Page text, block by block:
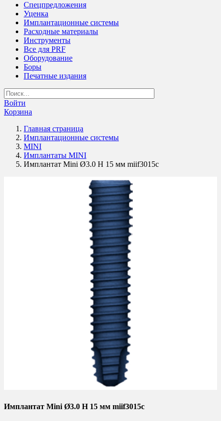
Спецпредложения
Уценка
Имплантационные системы
Расходные материалы
Инструменты
Все для PRF
Оборудование
Боры
Печатные издания
Войти
Корзина
Главная страница
Имплантационные системы
MINI
Имплантаты MINI
Имплантат Mini Ø3.0 H 15 мм miif3015c
Имплантат Mini Ø3.0 H 15 мм miif3015c